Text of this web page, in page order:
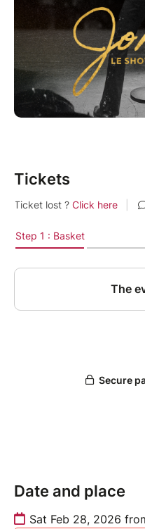
puissante, et laissez-
de Johnny.
Plus qu’un concert, une
histoire hors du
Retrouvez Jean
Tickets
Date and place
Sat Feb 28, 2026